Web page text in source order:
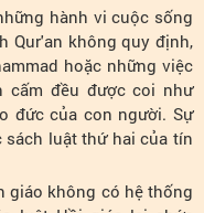
hành vi cuộc sống
Qur'an không quy định,
hoặc những việc
cấm đều được coi như
đức của con người. Sự
luật thứ hai của tín
không có hệ thống